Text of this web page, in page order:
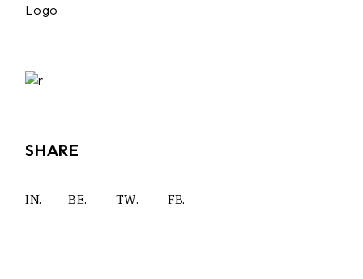
Logo
SHARE
IN. BE. TW. FB.